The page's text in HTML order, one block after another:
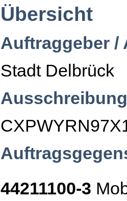
Übersicht
Auftraggeber /
Stadt Delbrück
44211100-3